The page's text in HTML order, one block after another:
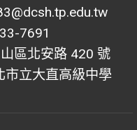
7691
區北安路 420 號
市立大直高級中學